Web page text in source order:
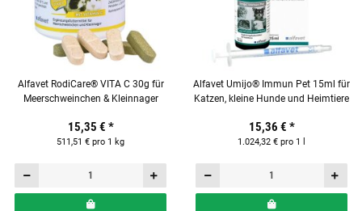
Alfavet RodiCare® VITA C 30g für
Meerschweinchen & Kleinnager
15,35 € *
511,51 € pro 1 kg
Alfavet Umijo® Immun Pet 15ml für
Katzen, kleine Hunde und Heimtiere
15,36 € *
1.024,32 € pro 1 l